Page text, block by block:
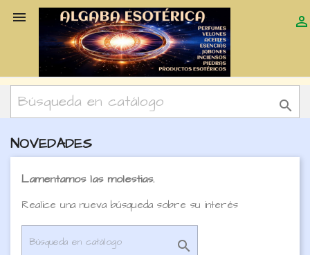
 

NOVEDADES
Lamentamos las molestias.
Realice una nueva búsqueda sobre su interés
